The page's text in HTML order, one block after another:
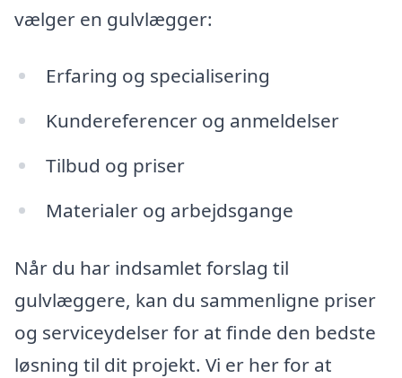
vælger en gulvlægger:
Erfaring og specialisering
Kundereferencer og anmeldelser
Tilbud og priser
Materialer og arbejdsgange
Når du har indsamlet forslag til
gulvlæggere, kan du sammenligne priser
og serviceydelser for at finde den bedste
løsning til dit projekt. Vi er her for at